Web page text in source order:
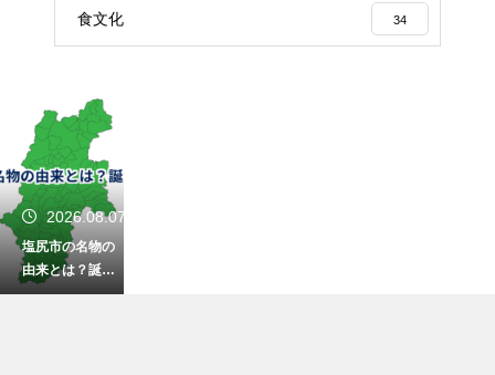
食文化 34
2026.08.07
塩尻市の名物の
由来とは？誕生
秘話を徹底解